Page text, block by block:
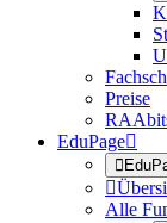
Preise
EduPage


Alle